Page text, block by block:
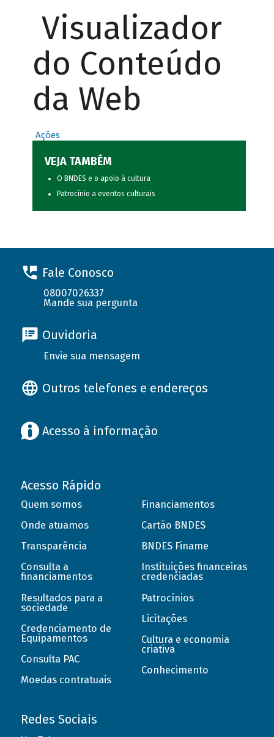
Visualizador
do Conteúdo
da Web
Ações
VEJA TAMBÉM
O BNDES e o apoio à cultura
Patrocínio a eventos culturais
Fale Conosco
08007026337
Mande sua pergunta
Ouvidoria
Envie sua mensagem
Outros telefones e endereços
Acesso à informação
Acesso Rápido
Quem somos
Onde atuamos
Transparência
Consulta a
financiamentos
Resultados para a
sociedade
Credenciamento de
Equipamentos
Consulta PAC
Moedas contratuais
Financiamentos
Cartão BNDES
BNDES Finame
Instituições financeiras
credenciadas
Patrocínios
Licitações
Cultura e economia
criativa
Conhecimento
Redes Sociais